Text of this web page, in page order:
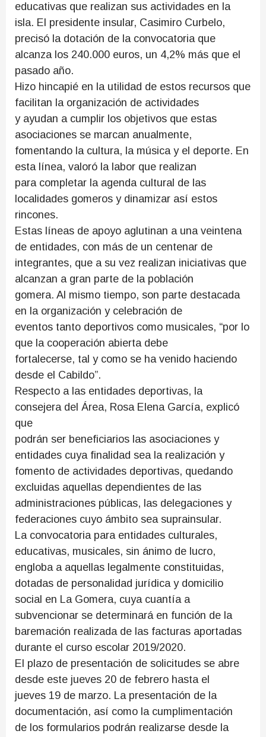
educativas que realizan sus actividades en la
isla. El presidente insular, Casimiro Curbelo,
precisó la dotación de la convocatoria que
alcanza los 240.000 euros, un 4,2% más que el
pasado año.
Hizo hincapié en la utilidad de estos recursos que
facilitan la organización de actividades
y ayudan a cumplir los objetivos que estas
asociaciones se marcan anualmente,
fomentando la cultura, la música y el deporte. En
esta línea, valoró la labor que realizan
para completar la agenda cultural de las
localidades gomeros y dinamizar así estos
rincones.
Estas líneas de apoyo aglutinan a una veintena
de entidades, con más de un centenar de
integrantes, que a su vez realizan iniciativas que
alcanzan a gran parte de la población
gomera. Al mismo tiempo, son parte destacada
en la organización y celebración de
eventos tanto deportivos como musicales, “por lo
que la cooperación abierta debe
fortalecerse, tal y como se ha venido haciendo
desde el Cabildo”.
Respecto a las entidades deportivas, la
consejera del Área, Rosa Elena García, explicó
que
podrán ser beneficiarios las asociaciones y
entidades cuya finalidad sea la realización y
fomento de actividades deportivas, quedando
excluidas aquellas dependientes de las
administraciones públicas, las delegaciones y
federaciones cuyo ámbito sea suprainsular.
La convocatoria para entidades culturales,
educativas, musicales, sin ánimo de lucro,
engloba a aquellas legalmente constituidas,
dotadas de personalidad jurídica y domicilio
social en La Gomera, cuya cuantía a
subvencionar se determinará en función de la
baremación realizada de las facturas aportadas
durante el curso escolar 2019/2020.
El plazo de presentación de solicitudes se abre
desde este jueves 20 de febrero hasta el
jueves 19 de marzo. La presentación de la
documentación, así como la cumplimentación
de los formularios podrán realizarse desde la